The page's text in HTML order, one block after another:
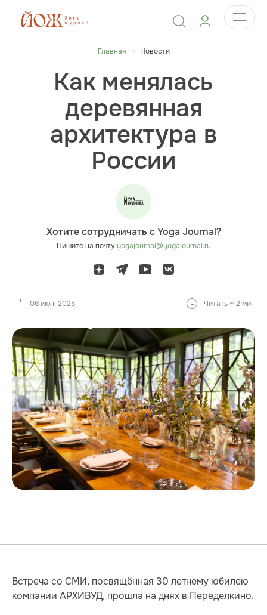
Главная Новости
Как менялась
деревянная
архитектура в
России
Хотите сотрудничать с Yoga Journal?
Пишите на почтуyogajournal@yogajournal.ru
06 июн. 2025 Читать ~ 2 мин
Встреча со СМИ, посвящённая 30 летнему юбилею
компании АРХИВУД, прошла на днях в Переделкино.